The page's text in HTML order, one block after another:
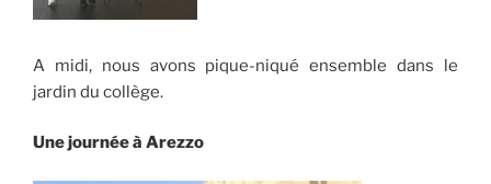
A midi, nous avons pique-niqué ensemble dans le
jardin du collège.
Une journée à Arezzo